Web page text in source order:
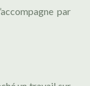
par